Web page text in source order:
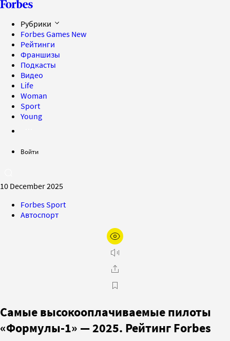
Рубрики
Forbes Games New
Рейтинги
Франшизы
Подкасты
Видео
Life
Woman
Sport
Young
Войти
10 December 2025
Forbes Sport
Автоспорт
Самые высокооплачиваемые пилоты
«Формулы-1» — 2025. Рейтинг Forbes